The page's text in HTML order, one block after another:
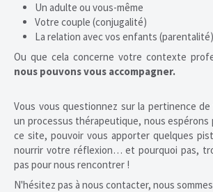
Un adulte ou vous-même
Votre couple (conjugalité)
La relation avec vos enfants (parentalité)
Ou que cela concerne votre contexte
nous pouvons vous accompagner.
Vous vous questionnez sur la pertinence
un processus thérapeutique, nous espérons
ce site, pouvoir vous apporter quelques
nourrir votre réflexion… et pourquoi pas,
pas pour nous rencontrer !
N'hésitez pas à nous contacter, nous